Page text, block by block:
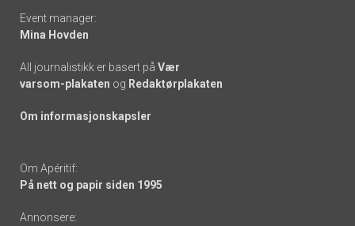
Event manager:
Mina Hovden
All journalistikk er basert på Vær
varsom-plakaten og Redaktørplakaten
Om informasjonskapsler
Om Apéritif:
På nett og papir siden 1995
Annonsere: